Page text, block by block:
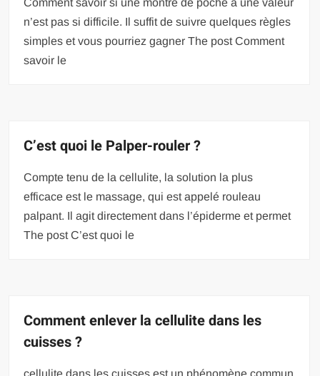
Comment savoir si une montre de poche a une valeur
n’est pas si difficile. Il suffit de suivre quelques règles
simples et vous pourriez gagner The post Comment
savoir le
C’est quoi le Palper-rouler ?
Compte tenu de la cellulite, la solution la plus
efficace est le massage, qui est appelé rouleau
palpant. Il agit directement dans l’épiderme et permet
The post C’est quoi le
Comment enlever la cellulite dans les
cuisses ?